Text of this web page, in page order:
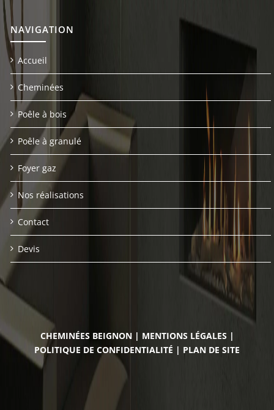
NAVIGATION
Accueil
Cheminées
Poêle à bois
Poêle à granulé
Foyer gaz
Nos réalisations
Contact
Devis
CHEMINÉES BEIGNON| MENTIONS LÉGALES |
POLITIQUE DE CONFIDENTIALITÉ | PLAN DE SITE